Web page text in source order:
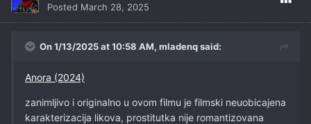
Posted March 28, 2025
On 1/13/2025 at 10:58 AM, mladenqsaid:
Anora (2024)
zanimljivo i originalno u ovom filmu je filmski neuobicajena
karakterizacija likova, prostitutka nije romantizovana